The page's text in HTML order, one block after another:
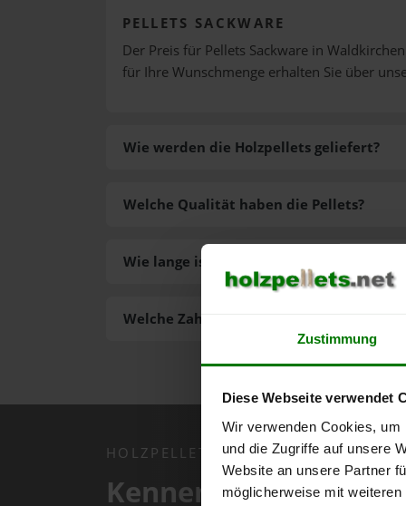
Zustimmung
Diese Webseite verwendet
Wir verwenden Cookies,
und die Zugriffe auf unsere
Website an unsere Partner
möglicherweise mit
PELLETS SACKWARE
Der Preis für Pellets Sackware in
für Ihre Wunschmenge erhalten Sie über
Wie werden die Holzpellets geliefert?
Welche Zahlungsarten gibt es?
Welche Qualität haben die Pellets?
Wie lange ist die Lieferzeit der Pellets?
HOLZPELLETS.NET APP
Kennen Sie schon